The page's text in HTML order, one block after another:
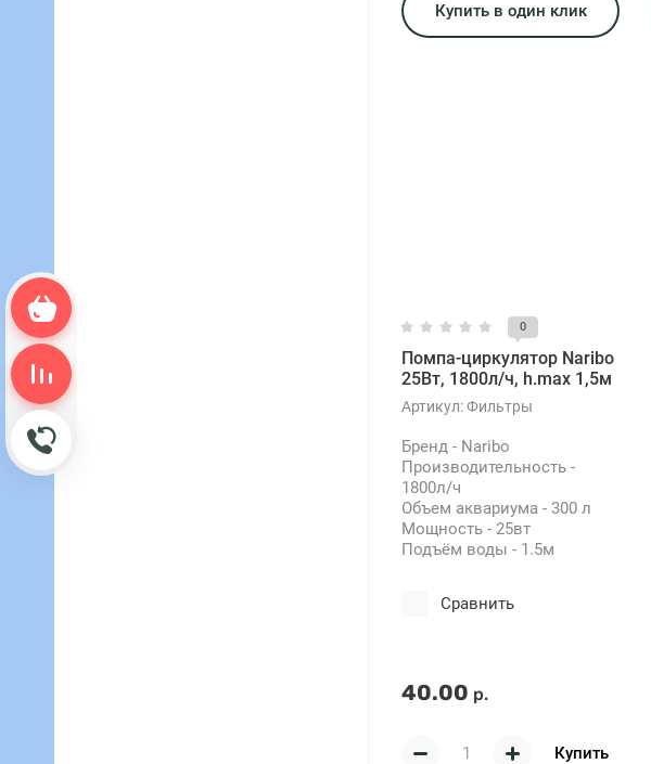
Купить в один клик
0
Помпа-циркулятор Naribo
25Вт, 1800л/ч, h.max 1,5м
Артикул:Фильтры
Бренд - Naribo
Производительность -
1800л/ч
Объем аквариума - 300 л
Мощность - 25вт
Подъём воды - 1.5м
Сравнить
40.00 р.
Купить